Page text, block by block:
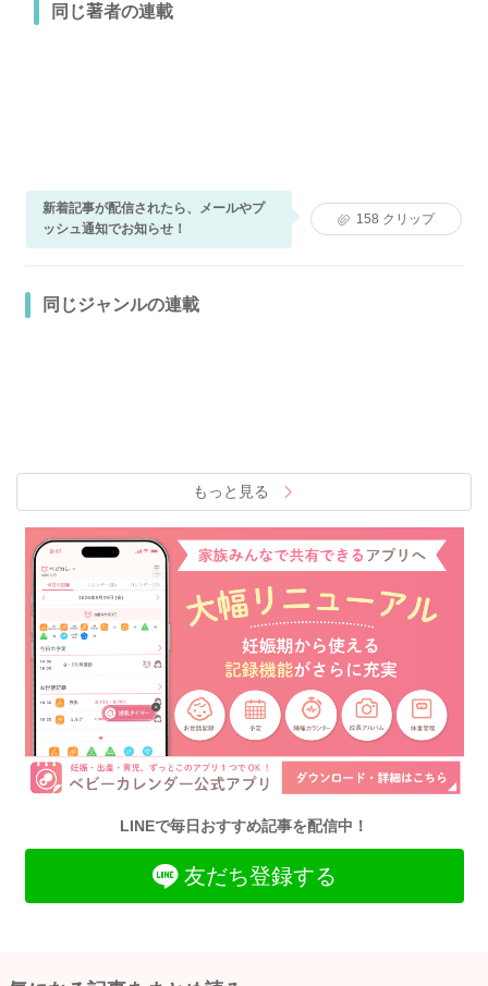
同じ著者の連載
新着記事が配信されたら、メールやプ
ッシュ通知でお知らせ！
158 クリップ
同じジャンルの連載
もっと見る
LINEで毎日おすすめ記事を配信中！
友だち登録する